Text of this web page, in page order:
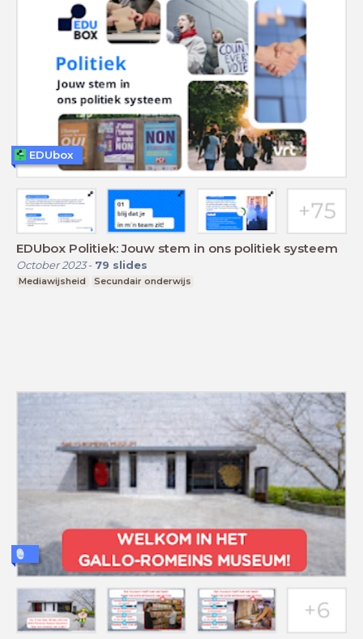
EDUbox Politiek: Jouw stem in ons politiek systeem
October 2023- 79 slides
Mediawijsheid Secundair onderwijs
EDUbox